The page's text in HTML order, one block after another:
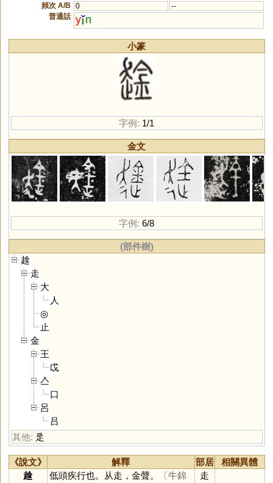
頻次 A/B
0
--
普通話 y n
小篆
字例: 1/1
金文
字例: 6/8
(部件樹)
趛
走
大
人
◎
止
金
王
戉
亼
口
呂
吕
其他: 辵
《說文》 解釋 部居
相關異體
趛
低頭疾行也。从走，金聲。
〔牛錦
走